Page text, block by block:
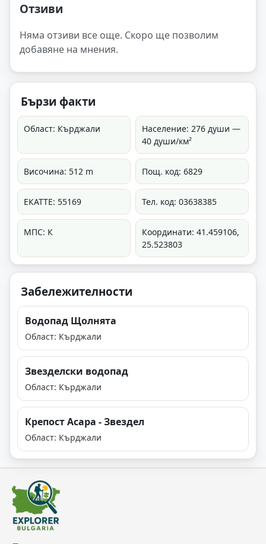
Отзиви
Няма отзиви все още. Скоро ще позволим
добавяне на мнения.
Бързи факти
Област: Кърджали
Население: 276 души —
40 души/км²
Височина: 512 m Пощ. код: 6829
ЕКАТТЕ: 55169 Тел. код: 03638385
МПС: К
Координати: 41.459106,
25.523803
Забележителности
Водопад Щолнята
Област: Кърджали
Звезделски водопад
Област: Кърджали
Крепост Асара - Звездел
Област: Кърджали